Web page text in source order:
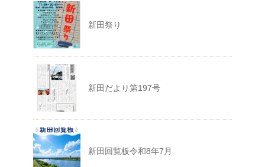
新田祭り
新田だより第197号
新田回覧板令和8年7月